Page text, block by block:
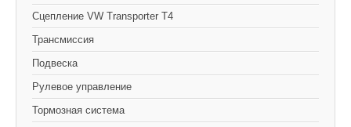
Сцепление VW Transporter T4
Трансмиссия
Подвеска
Рулевое управление
Тормозная система